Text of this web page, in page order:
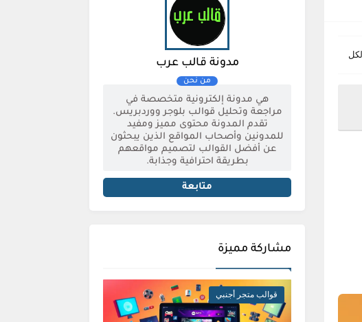
مدونة قالب عرب
هي مدونة إلكترونية متخصصة في
مراجعة وتحليل قوالب بلوجر ووردبريس.
تقدم المدونة محتوى مميز ومفيد
للمدونين وأصحاب المواقع الذين يبحثون
عن أفضل القوالب لتصميم مواقعهم
بطريقة احترافية وجذابة.
متابعة
مشاركة مميزة
قوالب متجر أجنبي